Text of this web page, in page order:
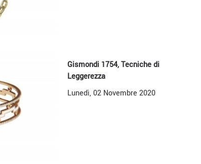
Gismondi 1754, Tecniche di
Leggerezza
Lunedì, 02 Novembre 2020